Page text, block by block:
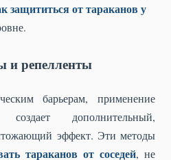
защититься от тараканов у
и репелленты
барьерам, применение
дополнительный,
эффект. Эти методы
тараканов от соседей, не